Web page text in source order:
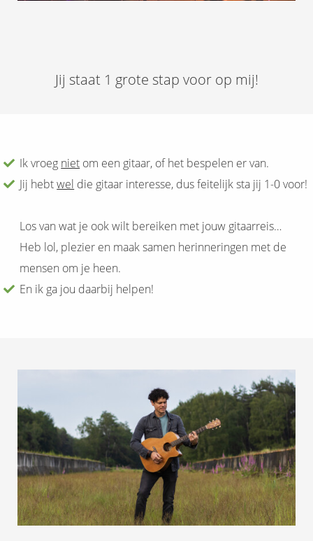
Jij staat 1 grote stap voor op mij!
Ik vroeg niet om een gitaar, of het bespelen er van.
Jij hebtwel die gitaar interesse, dus feitelijk sta jij 1-0 voor!
Los van wat je ook wilt bereiken met jouw gitaarreis…
Heb lol, plezier en maak samen herinneringen met de
mensen om je heen.
En ik ga jou daarbij helpen!